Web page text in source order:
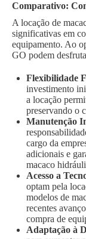
Comparativo:
A locação de
significativas em
equipamento. Ao
GO podem
Flexibilidade
investimento
a locação
preservando o
Manutenção
cargo da
adicionais e
macaco
Acesso a
optam pela
modelos de
recentes
compra de
Adaptação à